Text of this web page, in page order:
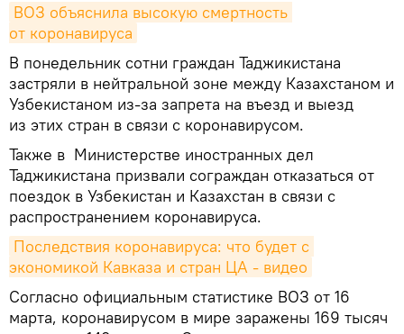
ВОЗ объяснила высокую смертность
от коронавируса
В понедельник сотни граждан Таджикистана
застряли в нейтральной зоне между Казахстаном и
Узбекистаном из-за запрета на въезд и выезд
из этих стран в связи с коронавирусом.
Также в Министерстве иностранных дел
Таджикистана призвали сограждан отказаться от
поездок в Узбекистан и Казахстан в связи с
распространением коронавируса.
Последствия коронавируса: что будет с
экономикой Кавказа и стран ЦА - видео
Согласно официальным статистике ВОЗ от 16
марта, коронавирусом в мире заражены 169 тысяч